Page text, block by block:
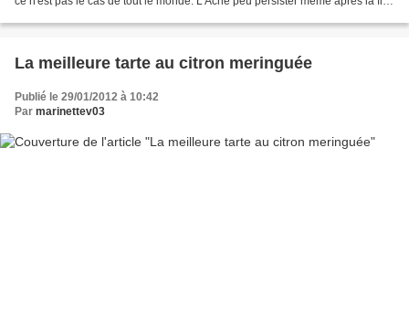
La meilleure tarte au citron meringuée
Publié le 29/01/2012 à 10:42
Par marinettev03